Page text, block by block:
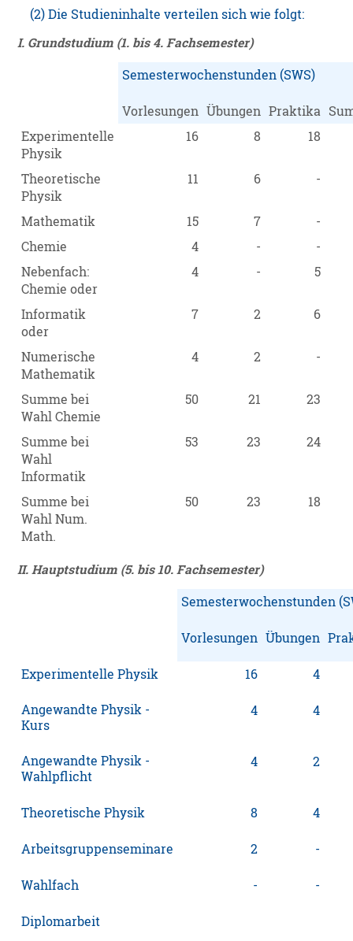
(2) Die Studieninhalte verteilen sich wie folgt:
I. Grundstudium (1. bis 4. Fachsemester)
Semesterwochenstunden (SWS)
Vorlesungen Übungen Praktika
Experimentelle
Physik
16 8 18
Theoretische
Physik
11 6 -
Mathematik 15 7
-
Chemie
4 -
-
Nebenfach:
Chemie oder
4 - 5
Informatik
oder
7 2 6
Numerische
Mathematik
4 2 -
Summe bei
Wahl Chemie
50 21 23
Summe bei
Wahl
Informatik
53 23 24
Summe bei
Wahl Num.
Math.
50 23 18
II. Hauptstudium (5. bis 10. Fachsemester)
Semesterwochenstunden
Vorlesungen Übungen
Experimentelle Physik 16 4
Angewandte Physik -
Kurs
4 4
Angewandte Physik -
Wahlpflicht
4 2
Theoretische Physik 8 4
Arbeitsgruppenseminare 2 -
Wahlfach - -
Diplomarbeit